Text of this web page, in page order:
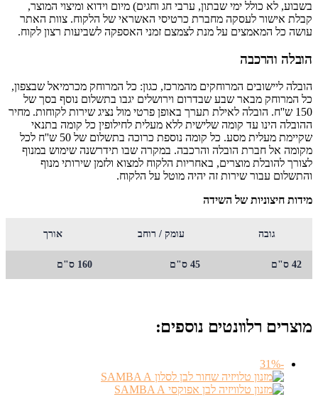
בשבוע, לא כולל ימי שבתון, ערבי חג וחגים) מיום וידוא ומיצוי המוצר,
קבלת אישור לעסקה מחברת כרטיסי האשראי של הלקוח. צוות האתר
עושה כל המאמצים על מנת לצמצם זמני האספקה לשביעות רצון לקוח.
הובלה והרכבה
הובלה ליישובים המרוחקים מהמרכז, כגון: כל המרוחק מכרמיאל שבצפון,
כל המרוחק מבאר שבע שבדרום וירושלים יגבו בתשלום נוסף בסך של
150 ש''ח. הובלה לאילת תערך באופן פרטי מול נציג שירות לקוחות. מחיר
ההובלה הינו עד קומה שלישית ללא מעלית לחילופין כל קומה בתנאי
שקיימת מעלית מסע. כל קומה נוספת כרוכה בתשלום של 50 ש''ח לכל
מקומה אל חברת הובלה והרכבה. במקרה שבו תידרשנה שימוש במנוף
לצורך להובלת מוצרים, באחריות הלקוח למצוא ולזמן שירותי מנוף
והתשלום עבור שירות זה יהיה מוטל על הלקוח.
מידות חיצוניות של השידה
גובה עומק / רוחב אורך
42 ס"ם 160 ס"ם
מוצרים רלוונטים נוספים:
-31%